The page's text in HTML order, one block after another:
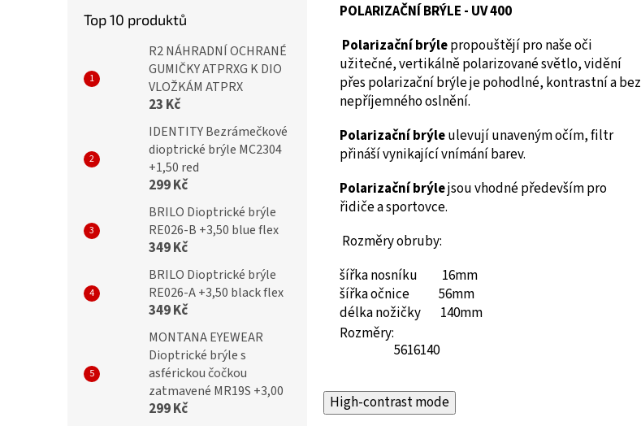
Top 10 produktů
R2 NÁHRADNÍ OCHRANÉ
GUMIČKY ATPRXG K DIO
VLOŽKÁM ATPRX
23 Kč
IDENTITY Bezrámečkové
dioptrické brýle MC2304
+1,50 red
299 Kč
BRILO Dioptrické brýle
RE026-B +3,50 blue flex
349 Kč
BRILO Dioptrické brýle
RE026-A +3,50 black flex
349 Kč
MONTANA EYEWEAR
Dioptrické brýle s
asférickou čočkou
zatmavené MR19S +3,00
299 Kč
POLARIZAČNÍ BRÝLE - UV 400
Polarizační brýlepropouštějí pro naše oči
užitečné, vertikálně polarizované světlo, vidění
přes polarizační brýle je pohodlné, kontrastní a bez
nepříjemného oslnění.
Polarizační brýleulevují unaveným očím, filtr
přináší vynikající vnímání barev.
Polarizační brýlejsou vhodné především pro
řidiče a sportovce.
Rozměry obruby:
šířka nosníku 16mm
šířka očnice 56mm
délka nožičky 140mm
Rozměry:
5616140
High-contrast mode